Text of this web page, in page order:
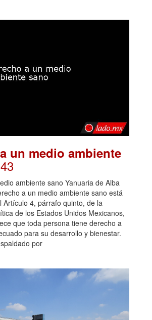
un medio ambiente
ambiente sano Yanuaria de Alba
a un medio ambiente sano está
Artículo 4, párrafo quinto, de la
de los Estados Unidos Mexicanos,
que toda persona tiene derecho a
para su desarrollo y bienestar.
por